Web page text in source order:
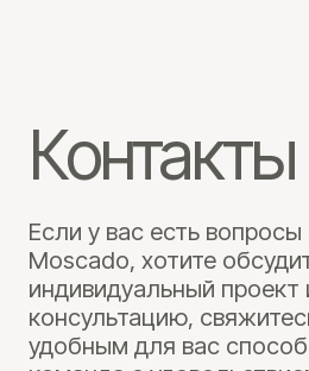
+7